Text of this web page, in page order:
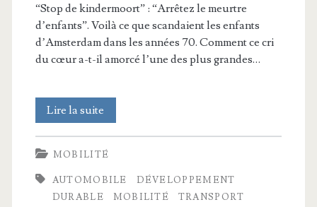
“Stop de kindermoort” : “Arrêtez le meurtre
d’enfants”. Voilà ce que scandaient les enfants
d’Amsterdam dans les années 70. Comment ce cri
du cœur a-t-il amorcé l’une des plus grandes…
Lire la suite
Amsterdam
est
devenue
MOBILITÉ
AUTOMOBILE
DÉVELOPPEMENT
DURABLE
MOBILITÉ
TRANSPORT